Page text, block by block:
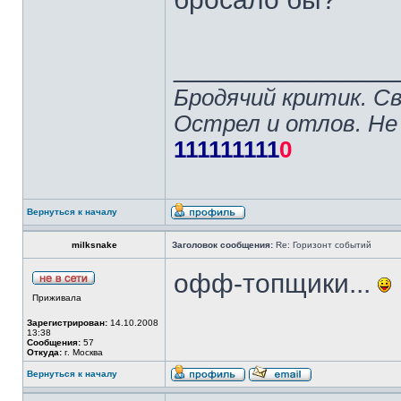
Бродячий критик.
Острел и отлов. Не
1111111110
Вернуться к началу
milksnake Заголовок сообщения: Re: Горизонт событий
Приживала
Зарегистрирован: 14.10.2008
13:38
Сообщения: 57
Откуда: г. Москва
офф-топщики...
Вернуться к началу